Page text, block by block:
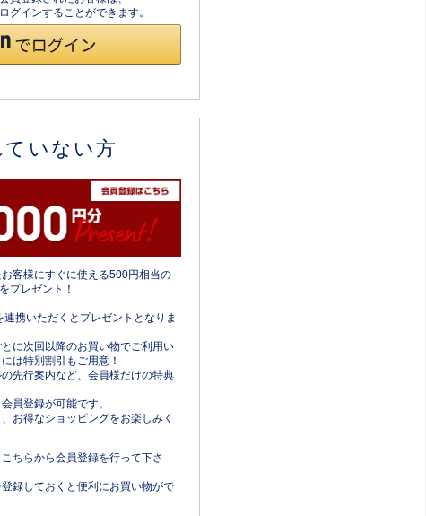
グインすることができます。
いない方
客様にすぐに使える500円相当の
プレゼント！
携いただくとプレゼントとなりま
に次回以降のお買い物でご利用い
は特別割引もご用意！
先行案内など、会員様だけの特典
員登録が可能です。
お得なショッピングをお楽しみく
ちらから会員登録を行って下さ
録しておくと便利にお買い物がで